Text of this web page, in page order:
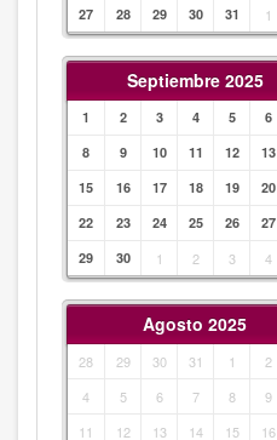
27
28 29 30 31 1
Septiembre 2025
1 2 3 4 5 6
8
9 10 11 12 13
15
16 17 18 19 20
22
23 24 25 26 27
29
30 1 2 3 4
Agosto 2025
28 29 30 31 1 2
4
5 6 7 8 9
11
12 13 14 15 16